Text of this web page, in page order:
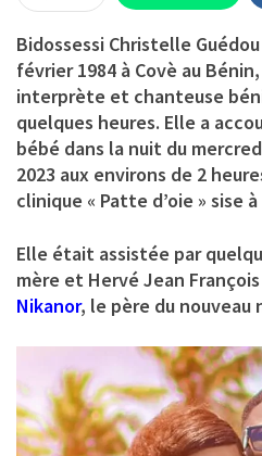
Bidossessi Christelle
février 1984 à Covè au
interprète et chanteuse
quelques heures. Elle a
bébé dans la nuit du
2023 aux environs de 2
clinique « Patte d’oie » sise
Elle était assistée par
mère et Hervé Jean
Nikanor, le père du nouveau